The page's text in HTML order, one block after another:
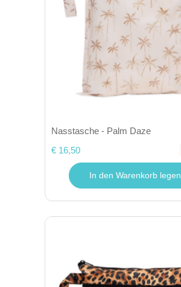
Nasstasche - Palm Daze
€ 16,50
In den Warenkorb legen